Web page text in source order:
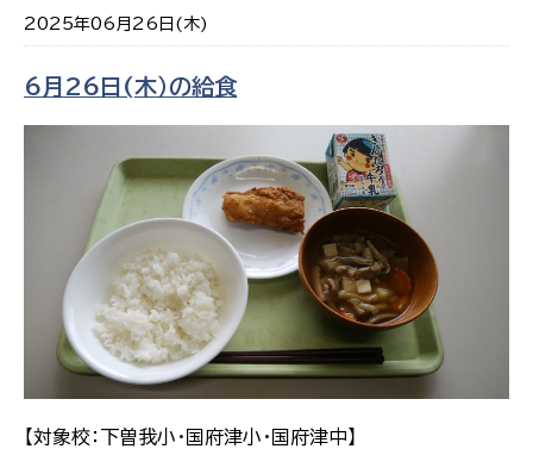
2025年06月26日(木)
6月26日(木）の給食
【対象校：下曽我小・国府津小・国府津中】